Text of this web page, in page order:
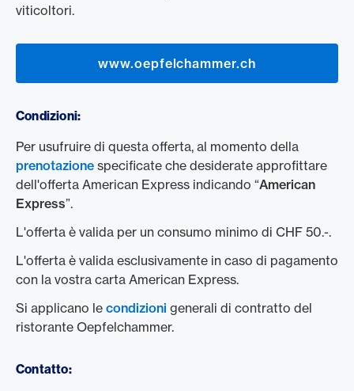
viticoltori.
www.oepfelchammer.ch
Condizioni:
Per usufruire di questa offerta, al momento della
prenotazione specificate che desiderate approfittare
dell'offerta American Express indicando “American
Express”.
L'offerta è valida per un consumo minimo di CHF 50.-.
L'offerta è valida esclusivamente in caso di pagamento
con la vostra carta American Express.
Si applicano le condizioni generali di contratto del
ristorante Oepfelchammer.
Contatto: